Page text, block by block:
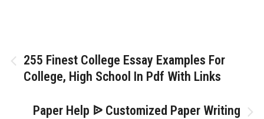
Post
navigation
255 Finest College Essay Examples For
College, High School In Pdf With Links
Paper Help ᐉ Customized Paper Writing